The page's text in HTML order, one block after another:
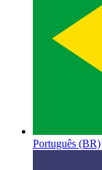
Português (BR)